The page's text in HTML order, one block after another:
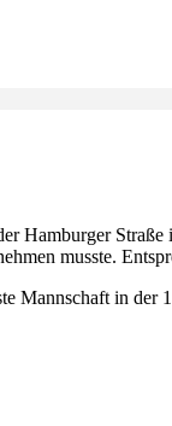
Hamburger
musste.
Mannschaft in